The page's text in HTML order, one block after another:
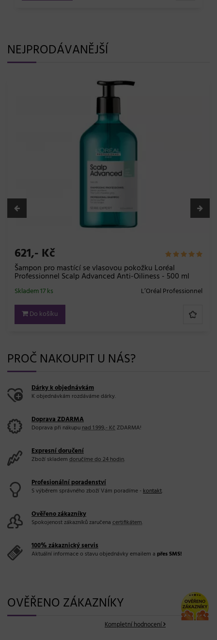
NEJPRODÁVANĚJŠÍ
559,- Kč
Šampon a maska 2v1 pro mastící se vlasovou pokožku
Loréal Professionnel Scalp Advanced - 250 ml
L’Oréal Professionnel
Skladem 7 ks
Do košíku
PROČ NAKOUPIT U NÁS?
Dárky k objednávkám
K objednávkám rozdáváme dárky.
Doprava ZDARMA
Doprava při nákupunad 1.999,- KčZDARMA!
Expresní doručení
Zboží skladem doručíme do 24 hodin.
Profesionální poradenství
S výběrem správného zboží Vám poradíme -kontakt.
Ověřeno zákazníky
Spokojenost zákazníků zaručena certifikátem.
100% zákaznický servis
Aktuální informace o stavu objednávky emailem a přes SMS!
OVĚŘENO ZÁKAZNÍKY
Kompletní hodnocení